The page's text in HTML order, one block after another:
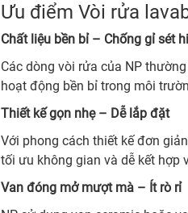
Ưu điểm Vòi rửa
Chất liệu bền bỉ – Chống gỉ sét
Các dòng vòi rửa của NP
hoạt động bền bỉ trong môi
Thiết kế gọn nhẹ – Dễ lắp đặt
Với phong cách thiết kế đơn
tối ưu không gian và dễ kết hợp
Van đóng mở mượt mà – Ít rò rỉ